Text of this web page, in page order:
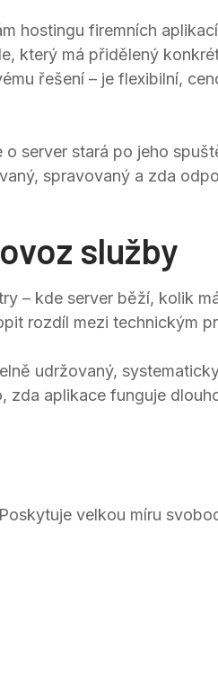
hostingu firemních
který má přidělený
řešení – je flexibilní,
server stará po jeho
spravovaný a zda
služby
– kde server běží, kolik
rozdíl mezi technickým
udržovaný,
aplikace funguje
velkou míru